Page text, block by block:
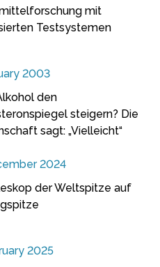
mit
Testsystemen
2003
den
steigern? Die
sagt: „Vielleicht“
2024
der Weltspitze auf
2025